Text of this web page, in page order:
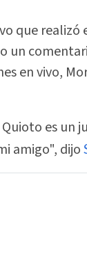
que
un
en vivo,
es un
amigo", dijo